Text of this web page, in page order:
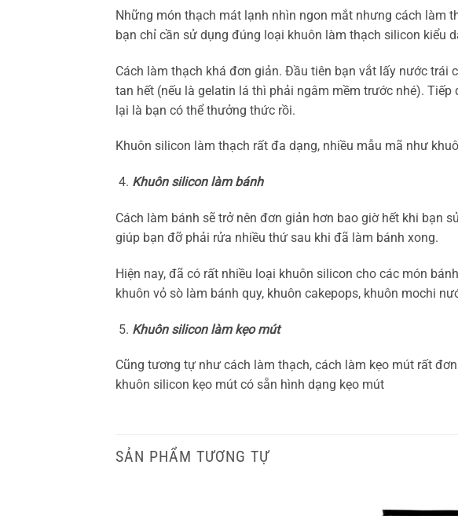
Những món thạch mát lạnh nhìn ngon mắt nhưng cách làm
bạn chỉ cần sử dụng đúng loại khuôn làm thạch silicon kiểu
Cách làm thạch khá đơn giản. Đầu tiên bạn vắt lấy nước trái
tan hết (nếu là gelatin lá thì phải ngâm mềm trước nhé).
lại là bạn có thể thưởng thức rồi.
Khuôn silicon làm thạch rất đa dạng, nhiều mẫu mã như
Khuôn silicon làm bánh
Cách làm bánh sẽ trở nên đơn giản hơn bao giờ hết khi bạn
giúp bạn đỡ phải rửa nhiều thứ sau khi đã làm bánh xong.
Hiện nay, đã có rất nhiều loại khuôn silicon cho các món
khuôn vỏ sò làm bánh quy, khuôn cakepops, khuôn mochi
Khuôn silicon làm kẹo mút
Cũng tương tự như cách làm thạch, cách làm kẹo mút rất
khuôn silicon kẹo mút có sẵn hình dạng kẹo mút
SẢN PHẨM TƯƠNG TỰ